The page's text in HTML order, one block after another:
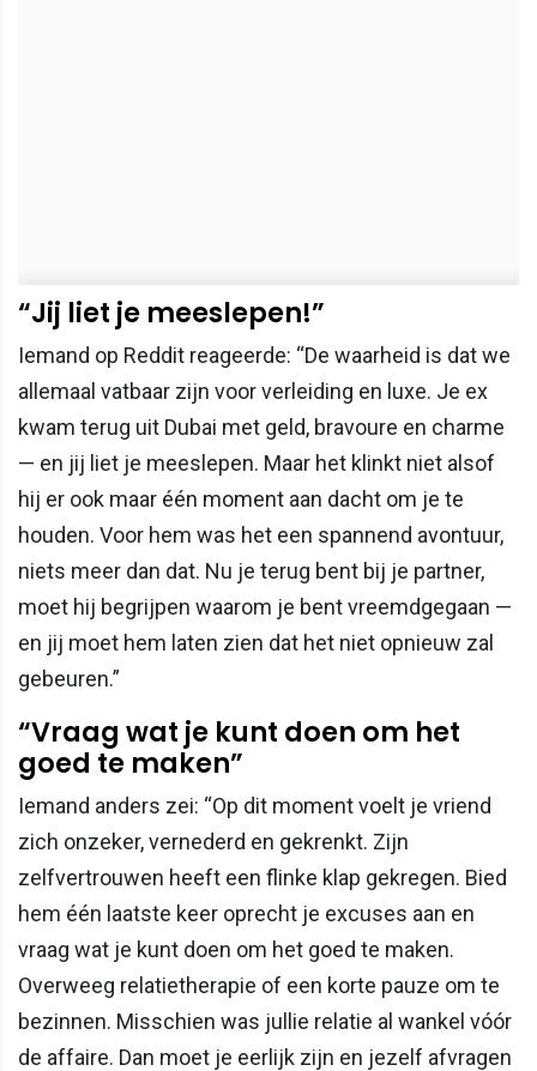
“Jij liet je meeslepen!”
Iemand op Reddit reageerde: “De waarheid is dat we
allemaal vatbaar zijn voor verleiding en luxe. Je ex
kwam terug uit Dubai met geld, bravoure en charme
— en jij liet je meeslepen. Maar het klinkt niet alsof
hij er ook maar één moment aan dacht om je te
houden. Voor hem was het een spannend avontuur,
niets meer dan dat. Nu je terug bent bij je partner,
moet hij begrijpen waarom je bent vreemdgegaan —
en jij moet hem laten zien dat het niet opnieuw zal
gebeuren.”
“Vraag wat je kunt doen om het
goed te maken”
Iemand anders zei: “Op dit moment voelt je vriend
zich onzeker, vernederd en gekrenkt. Zijn
zelfvertrouwen heeft een flinke klap gekregen. Bied
hem één laatste keer oprecht je excuses aan en
vraag wat je kunt doen om het goed te maken.
Overweeg relatietherapie of een korte pauze om te
bezinnen. Misschien was jullie relatie al wankel vóór
de affaire. Dan moet je eerlijk zijn en jezelf afvragen